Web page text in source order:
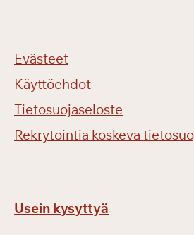
Evästeet
Käyttöehdot
Tietosuojaseloste
Rekrytointia koskeva
Usein kysyttyä